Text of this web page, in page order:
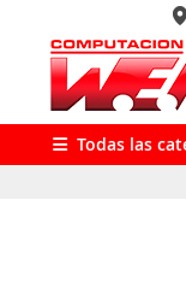
Todas las